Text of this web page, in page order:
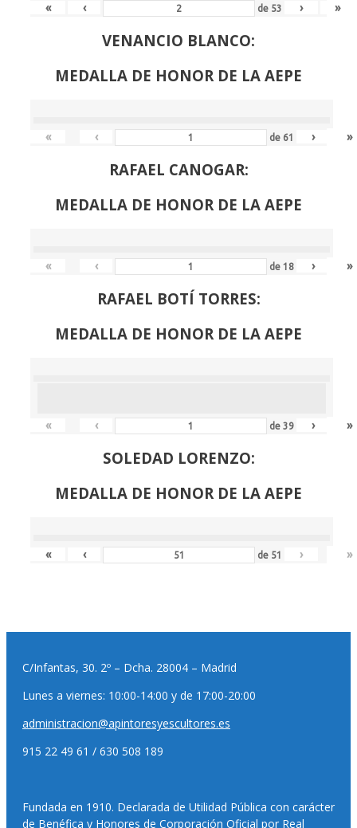
« ‹ de 53 › »
VENANCIO BLANCO:
MEDALLA DE HONOR DE LA AEPE
« ‹ de 61 › »
RAFAEL CANOGAR:
MEDALLA DE HONOR DE LA AEPE
« ‹ de18 › »
RAFAEL BOTÍ TORRES:
MEDALLA DE HONOR DE LA AEPE
« ‹ de39 › »
SOLEDAD LORENZO:
MEDALLA DE HONOR DE LA AEPE
« ‹ de 51 › »
C/Infantas, 30. 2º – Dcha. 28004 – Madrid
Lunes a viernes: 10:00-14:00 y de 17:00-20:00
administracion@apintoresyescultores.es
915 22 49 61 / 630 508 189
Fundada en 1910. Declarada de Utilidad Pública con carácter
de Benéfica y Honores de Corporación Oficial por Real